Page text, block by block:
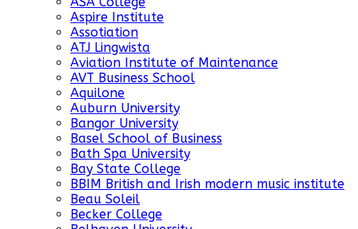
Aspire Institute
Assotiation
ATJ Lingwista
Aviation Institute of Maintenance
AVT Business School
Aquilone
Auburn University
Bangor University
Basel School of Business
Bath Spa University
Bay State College
BBIM British and Irish modern music institute
Beau Soleil
Becker College